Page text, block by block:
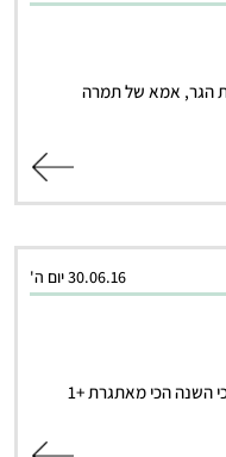
הגר, אמא של תמרה
30.06.16 יום ה'
השנה הכי מאתגרת +1